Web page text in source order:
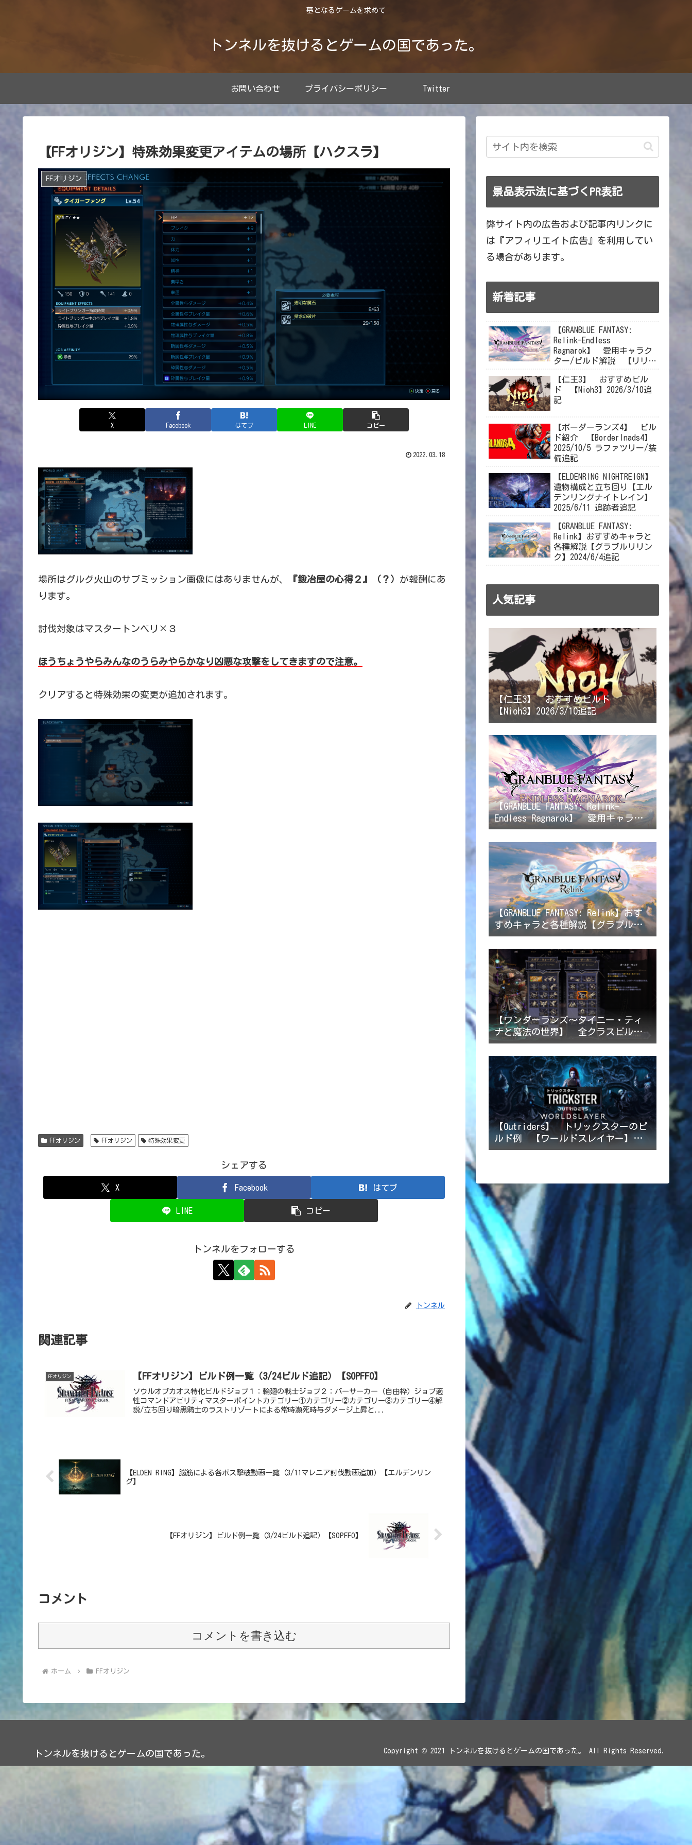
墓となるゲームを求めて
トンネルを抜けるとゲームの国であった。
お問い合わせ プライバシーポリシー Twitter
【FFオリジン】特殊効果変更アイテムの場所【ハクスラ】
FFオリジン
X Facebook はてブ LINE コピー
2022.03.18
場所はグルグ火山のサブミッション画像にはありませんが、 『鍛冶屋の心得２』（？） が報酬にあ
ります。
討伐対象はマスタートンベリ×３
ほうちょうやらみんなのうらみやらかなり凶悪な攻撃をしてきますので注意。
クリアすると特殊効果の変更が追加されます。
FFオリジン FFオリジン 特殊効果変更
シェアする
X Facebook はてブ
LINE コピー
トンネルをフォローする
トンネル
関連記事
FFオリジン 【FFオリジン】ビルド例一覧（3/24ビルド追記）【SOPFFO】
ソウルオブカオス特化ビルドジョブ１：輪廻の戦士ジョブ２：バーサーカー（自由枠）ジョブ適
性コマンドアビリティマスターポイントカテゴリー①カテゴリー②カテゴリー③カテゴリー④解
説/立ち回り暗黒騎士のラストリゾートによる常時瀕死時与ダメージ上昇と...
【ELDEN RING】脳筋による各ボス撃破動画一覧（3/11マレニア討伐動画追加）【エルデンリン
グ】
【FFオリジン】ビルド例一覧（3/24ビルド追記）【SOPFFO】
コメント
コメントを書き込む
ホーム FFオリジン
景品表示法に基づくPR表記
弊サイト内の広告および記事内リンクに
は『アフィリエイト広告』を利用してい
る場合があります。
新着記事
【GRANBLUE FANTASY:
Relink-Endless
Ragnarok】 愛用キャラク
ター/ビルド解説 【リリン
2026/8/8カタリナ追加
【仁王3】 おすすめビル
ド 【Nioh3】2026/3/10追
記
【ボーダーランズ4】 ビル
ド紹介 【Borderlnads4】
2025/10/5 ラファツリー/装
備追記
【ELDENRING NIGHTREIGN】
遺物構成と立ち回り【エル
デンリングナイトレイン】
2025/6/11 追跡者追記
【GRANBLUE FANTASY:
Relink】おすすめキャラと
各種解説【グラブルリリン
ク】2024/6/4追記
人気記事
【仁王3】 おすすめビルド
【Nioh3】2026/3/10追記
【GRANBLUE FANTASY: Relink-
Endless Ragnarok】 愛用キャラク
ター/ビルド解説 【リリンクエンド
レスラグナロク】2026/8/8カタリナ
追加
【GRANBLUE FANTASY: Relink】おす
すめキャラと各種解説【グラブルリ
リンク】2024/6/4追記
【ワンダーランズ～タイニー・ティ
ナと魔法の世界】 全クラスビルド
例一覧 【2022/4/24ビルド追記】
【Outriders】 トリックスターのビ
ルド例 【ワールドスレイヤー】
2023/1/16追記
トンネルを抜けるとゲームの国であった。 Copyright © 2021 トンネルを抜けるとゲームの国であった。 All Rights Reserved.